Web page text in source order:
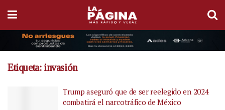
Etiqueta: invasión
Trump aseguró que de ser reelegido en 2024
combatirá el narcotráfico de México